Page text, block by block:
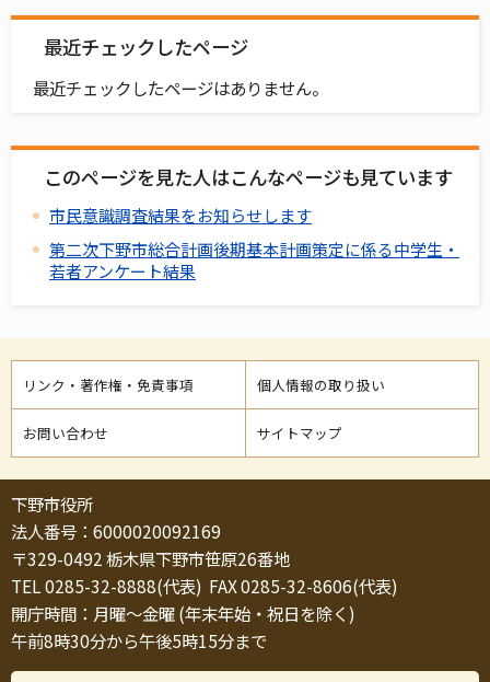
最近チェックしたページ
最近チェックしたページはありません。
このページを見た人はこんなページも見ています
市民意識調査結果をお知らせします
第二次下野市総合計画後期基本計画策定に係る中学生・
若者アンケート結果
リンク・著作権・免責事項 個人情報の取り扱い
お問い合わせ サイトマップ
下野市役所
法人番号：6000020092169
〒329-0492 栃木県下野市笹原26番地
TEL 0285-32-8888(代表) FAX 0285-32-8606(代表)
開庁時間：月曜～金曜 (年末年始・祝日を除く)
午前8時30分から午後5時15分まで